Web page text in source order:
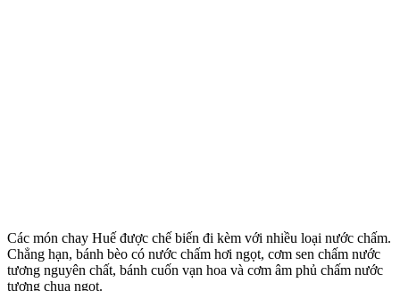
Các món chay Huế được chế biến đi kèm với nhiều loại nước chấm.
Chẳng hạn, bánh bèo có nước chấm hơi ngọt, cơm sen chấm nước
tương nguyên chất, bánh cuốn vạn hoa và cơm âm phủ chấm nước
tương chua ngọt.